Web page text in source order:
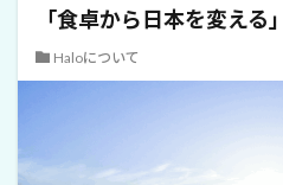
「食卓から日本を変える」
Haloについて